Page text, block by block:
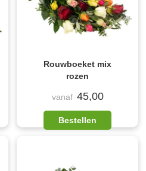
Rouwboeket mix
rozen
vanaf 45,00
Bestellen